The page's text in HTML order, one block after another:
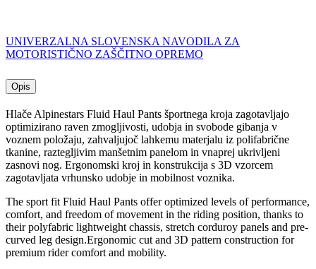
UNIVERZALNA SLOVENSKA NAVODILA ZA
MOTORISTIČNO ZAŠČITNO OPREMO
Opis
Hlače Alpinestars Fluid Haul Pants športnega kroja zagotavljajo
optimizirano raven zmogljivosti, udobja in svobode gibanja v
voznem položaju, zahvaljujoč lahkemu materjalu iz polifabrične
tkanine, raztegljivim manšetnim panelom in vnaprej ukrivljeni
zasnovi nog. Ergonomski kroj in konstrukcija s 3D vzorcem
zagotavljata vrhunsko udobje in mobilnost voznika.
The sport fit Fluid Haul Pants offer optimized levels of performance,
comfort, and freedom of movement in the riding position, thanks to
their polyfabric lightweight chassis, stretch corduroy panels and pre-
curved leg design.Ergonomic cut and 3D pattern construction for
premium rider comfort and mobility.